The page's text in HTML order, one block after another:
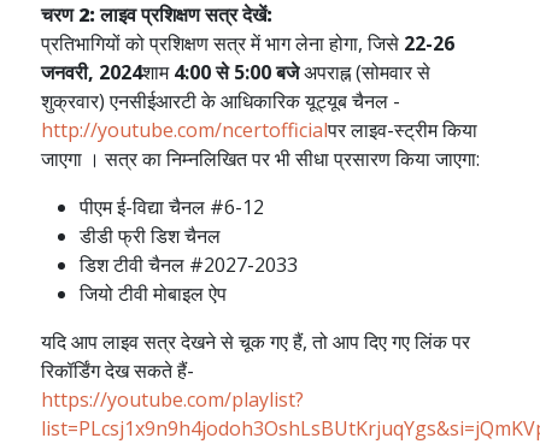
चरण 2: लाइव प्रशिक्षण सत्र देखें:
प्रतिभागियों को प्रशिक्षण सत्र में भाग लेना होगा, जिसे 22-26
जनवरी, 2024शाम4:00 से 5:00 बजेअपराह्न (सोमवार से
शुक्रवार) एनसीईआरटी के आधिकारिक यूट्यूब चैनल -
http://youtube.com/ncertofficialपर लाइव-स्ट्रीम किया
जाएगा । सत्र का निम्नलिखित पर भी सीधा प्रसारण किया जाएगा:
पीएम ई-विद्या चैनल #6-12
डीडी फ्री डिश चैनल
डिश टीवी चैनल #2027-2033
जियो टीवी मोबाइल ऐप
यदि आप लाइव सत्र देखने से चूक गए हैं, तो आप दिए गए लिंक पर
रिकॉर्डिंग देख सकते हैं-
https://youtube.com/playlist?